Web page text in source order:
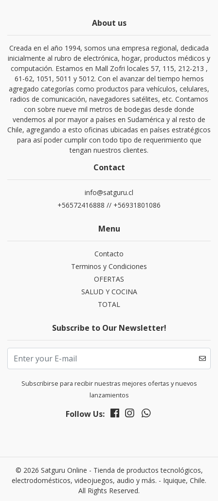
About us
Creada en el año 1994, somos una empresa regional, dedicada
inicialmente al rubro de electrónica, hogar, productos médicos y
computación. Estamos en Mall Zofri locales 57, 115, 212-213 ,
61-62, 1051, 5011 y 5012. Con el avanzar del tiempo hemos
agregado categorías como productos para vehículos, celulares,
radios de comunicación, navegadores satélites, etc. Contamos
con sobre nueve mil metros de bodegas desde donde
vendemos al por mayor a países en Sudamérica y al resto de
Chile, agregando a esto oficinas ubicadas en países estratégicos
para así poder cumplir con todo tipo de requerimiento que
tengan nuestros clientes.
Contact
info@satguru.cl
+56572416888 // +56931801086
Menu
Contacto
Terminos y Condiciones
OFERTAS
SALUD Y COCINA
TOTAL
Subscribe to Our Newsletter!
Subscribirse para recibir nuestras mejores ofertas y nuevos
lanzamientos
Follow Us:
© 2026 Satguru Online - Tienda de productos tecnológicos,
electrodomésticos, videojuegos, audio y más. - Iquique, Chile.
All Rights Reserved.